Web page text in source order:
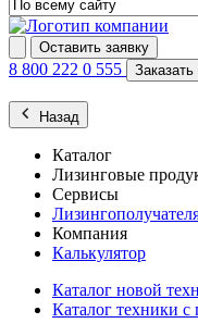
Оставить заявку
8 800 222 0 555 Заказать
Назад
Каталог
Лизинговые
Сервисы
Компания
Калькулятор
Каталог новой
Каталог техники с